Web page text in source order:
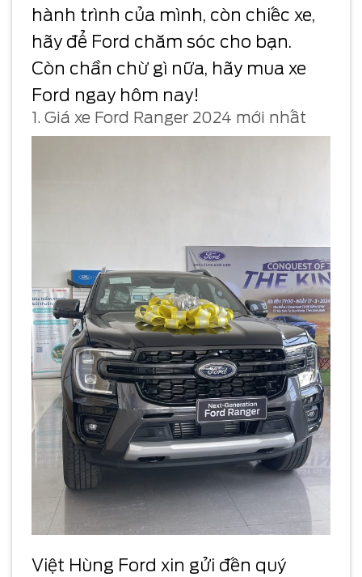
hành trình của mình, còn chiếc xe,
hãy để Ford chăm sóc cho bạn.
Còn chần chừ gì nữa, hãy mua xe
Ford ngay hôm nay!
1. Giá xe Ford Ranger 2024 mới nhất
Việt Hùng Ford xin gửi đến quý